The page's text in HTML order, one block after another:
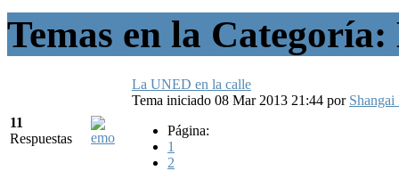
Temas en la
11
Respuestas
La UNED en la calle
Tema iniciado 08 Mar 2013 21:44 por
Página:
1
2